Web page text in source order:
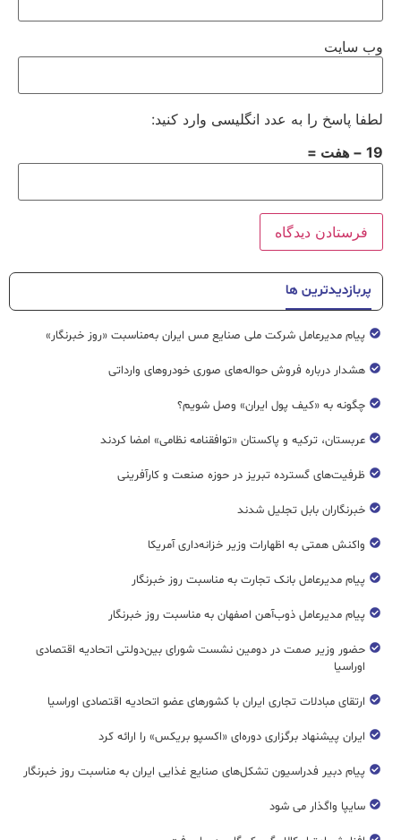
وب‌ سایت
لطفا پاسخ را به عدد انگلیسی وارد کنید:
19 − هفت =
پربازدیدترین ها
پیام مدیرعامل شرکت ملی صنایع مس ایران به‌مناسبت «روز خبرنگار»
هشدار درباره فروش حواله‌های صوری خودروهای وارداتی
چگونه به «کیف پول ایران» وصل شویم؟
عربستان، ترکیه و پاکستان «توافقنامه نظامی» امضا کردند
ظرفیت‌های گسترده‌ تبریز در حوزه صنعت و کارآفرینی
خبرنگاران بابل تجلیل شدند
واکنش همتی به اظهارات وزیر خزانه‌داری آمریکا
پیام مدیرعامل بانک تجارت به مناسبت روز خبرنگار
پیام مدیرعامل ذوب‌آهن اصفهان به مناسبت روز خبرنگار
حضور وزیر صمت در دومین نشست شورای بین‌دولتی اتحادیه اقتصادی
اوراسیا
ارتقای مبادلات تجاری ایران با کشورهای عضو اتحادیه اقتصادی اوراسیا
ایران پیشنهاد برگزاری دوره‌ای «اکسپو بریکس» را ارائه کرد
پیام دبیر فدراسیون تشکل‌های صنایع غذایی ایران به مناسبت روز خبرنگار
سایپا واگذار می شود